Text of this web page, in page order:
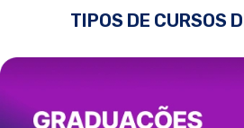
TIPOS DE CURSOS